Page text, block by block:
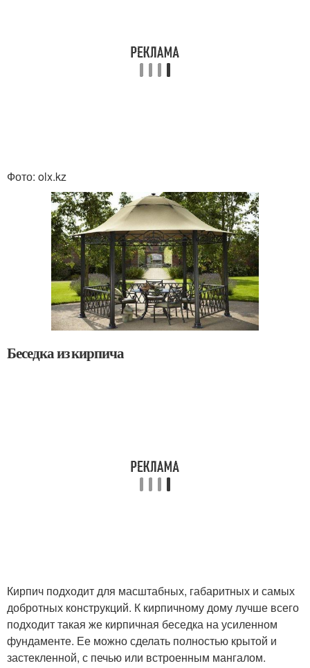
Фото: olx.kz
Беседка из кирпича
Кирпич подходит для масштабных, габаритных и самых
добротных конструкций. К кирпичному дому лучше всего
подходит такая же кирпичная беседка на усиленном
фундаменте. Ее можно сделать полностью крытой и
застекленной, с печью или встроенным мангалом.